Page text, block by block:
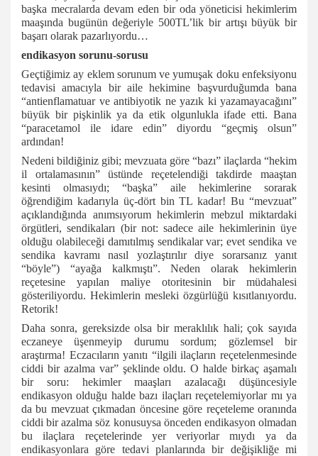
başka mecralarda devam eden bir oda yöneticisi hekimlerim
maaşında bugünün değeriyle 500TL’lik bir artışı büyük bir
başarı olarak pazarlıyordu…
endikasyon sorunu-sorusu
Geçtiğimiz ay eklem sorunum ve yumuşak doku enfeksiyonu
tedavisi amacıyla bir aile hekimine başvurduğumda bana
“antienflamatuar ve antibiyotik ne yazık ki yazamayacağını”
büyük bir pişkinlik ya da etik olgunlukla ifade etti. Bana
“paracetamol ile idare edin” diyordu “geçmiş olsun”
ardından!
Nedeni bildiğiniz gibi; mevzuata göre “bazı” ilaçlarda “hekim
il ortalamasının” üstünde reçetelendiği takdirde maaştan
kesinti olmasıydı; “başka” aile hekimlerine sorarak
öğrendiğim kadarıyla üç-dört bin TL kadar! Bu “mevzuat”
açıklandığında anımsıyorum hekimlerin mebzul miktardaki
örgütleri, sendikaları (bir not: sadece aile hekimlerinin üye
olduğu olabileceği damıtılmış sendikalar var; evet sendika ve
sendika kavramı nasıl yozlaştırılır diye sorarsanız yanıt
“böyle”) “ayağa kalkmıştı”. Neden olarak hekimlerin
reçetesine yapılan maliye otoritesinin bir müdahalesi
gösteriliyordu. Hekimlerin mesleki özgürlüğü kısıtlanıyordu.
Retorik!
Daha sonra, gereksizde olsa bir meraklılık hali; çok sayıda
eczaneye üşenmeyip durumu sordum; gözlemsel bir
araştırma! Eczacıların yanıtı “ilgili ilaçların reçetelenmesinde
ciddi bir azalma var” şeklinde oldu. O halde birkaç aşamalı
bir soru: hekimler maaşları azalacağı düşüncesiyle
endikasyon olduğu halde bazı ilaçları reçetelemiyorlar mı ya
da bu mevzuat çıkmadan öncesine göre reçeteleme oranında
ciddi bir azalma söz konusuysa önceden endikasyon olmadan
bu ilaçlara reçetelerinde yer veriyorlar mıydı ya da
endikasyonlara göre tedavi planlarında bir değişikliğe mi